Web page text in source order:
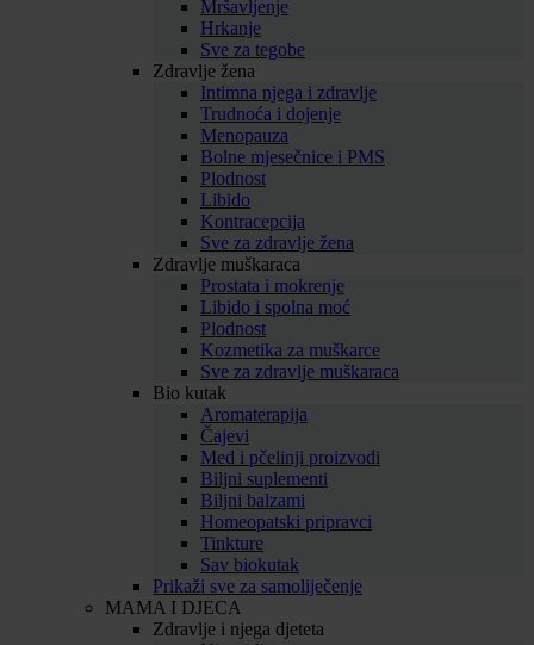
Mršavljenje
Hrkanje
Sve za tegobe
Zdravlje žena
Intimna njega i zdravlje
Trudnoća i dojenje
Menopauza
Bolne mjesečnice i PMS
Plodnost
Libido
Kontracepcija
Sve za zdravlje žena
Zdravlje muškaraca
Prostata i mokrenje
Libido i spolna moć
Plodnost
Kozmetika za muškarce
Sve za zdravlje muškaraca
Bio kutak
Aromaterapija
Čajevi
Med i pčelinji proizvodi
Biljni suplementi
Biljni balzami
Homeopatski pripravci
Tinkture
Sav biokutak
Prikaži sve za samoliječenje
MAMA I DJECA
Zdravlje i njega djeteta